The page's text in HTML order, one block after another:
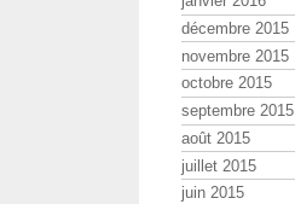
décembre 2015
novembre 2015
octobre 2015
septembre 2015
août 2015
juillet 2015
juin 2015